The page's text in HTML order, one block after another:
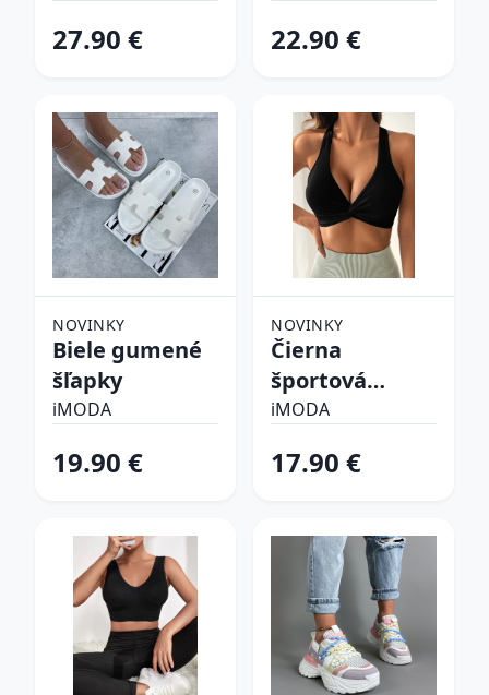
27.90 € 22.90 €
NOVINKY
Biele gumené
šľapky
iMODA
19.90 €
NOVINKY
Čierna
športová
podprsenka
iMODA
17.90 €